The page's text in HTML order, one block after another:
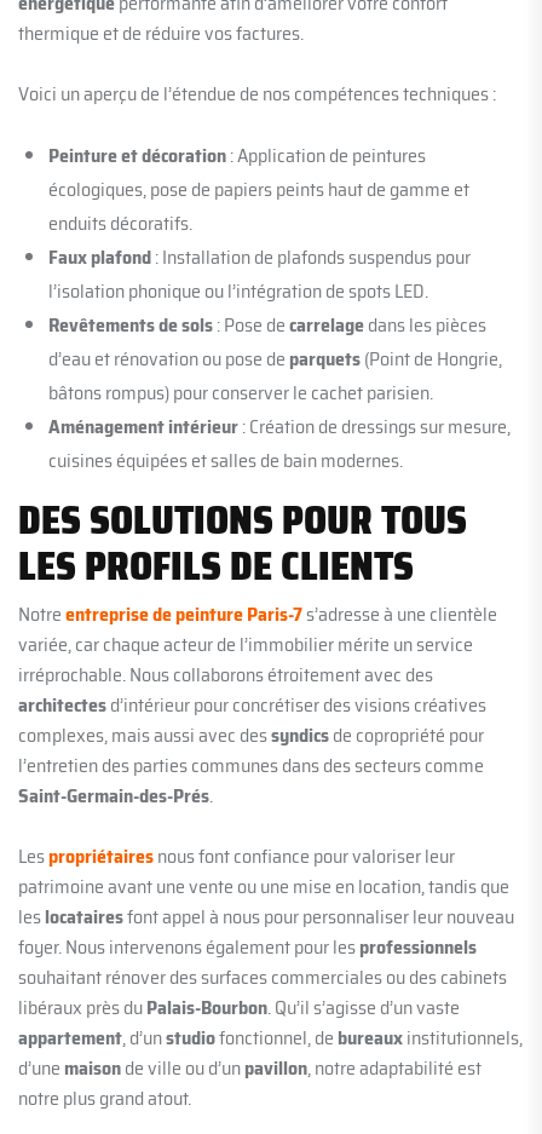
thermique et de réduire vos factures.
Voici un aperçu de l’étendue de nos compétences techniques :
Peinture et décoration: Application de peintures
écologiques, pose de papiers peints haut de gamme et
enduits décoratifs.
Faux plafond: Installation de plafonds suspendus pour
l’isolation phonique ou l’intégration de spots LED.
Revêtements de sols: Pose decarrelagedans les pièces
d’eau et rénovation ou pose de parquets(Point de Hongrie,
bâtons rompus) pour conserver le cachet parisien.
Aménagement intérieur: Création de dressings sur mesure,
cuisines équipées et salles de bain modernes.
DES SOLUTIONS POUR TOUS
LES PROFILS DE CLIENTS
Notreentreprise de peinture Paris-7s’adresse à une clientèle
variée, car chaque acteur de l’immobilier mérite un service
irréprochable. Nous collaborons étroitement avec des
architectesd’intérieur pour concrétiser des visions créatives
complexes, mais aussi avec dessyndicsde copropriété pour
l’entretien des parties communes dans des secteurs comme
Saint-Germain-des-Prés.
Lespropriétairesnous font confiance pour valoriser leur
patrimoine avant une vente ou une mise en location, tandis que
leslocatairesfont appel à nous pour personnaliser leur nouveau
foyer. Nous intervenons également pour lesprofessionnels
souhaitant rénover des surfaces commerciales ou des cabinets
libéraux près duPalais-Bourbon. Qu’il s’agisse d’un vaste
appartement, d’unstudiofonctionnel, de bureauxinstitutionnels,
d’une maisonde ville ou d’unpavillon, notre adaptabilité est
notre plus grand atout.